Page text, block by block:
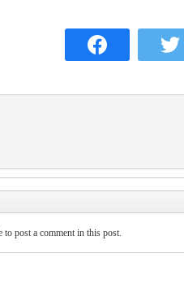
post a comment in this post.